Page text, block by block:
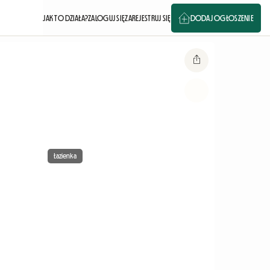
JAK TO DZIAŁA?ZALOGUJ SIĘZAREJESTRUJ SIĘ DODAJ OGŁOSZENIE
Łazienka